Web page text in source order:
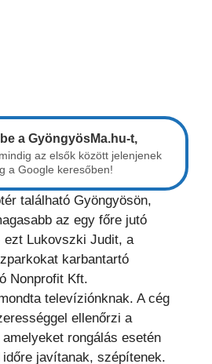
a GyöngyösMa.hu-t,
az elsők között jelenjenek
a Google keresőben!
található Gyöngyösön,
az egy főre jutó
ezt Lukovszki Judit, a
karbantartó
Nonprofit Kft.
televíziónknak. A cég
ellenőrzi a
rongálás esetén
javítanak, szépítenek.